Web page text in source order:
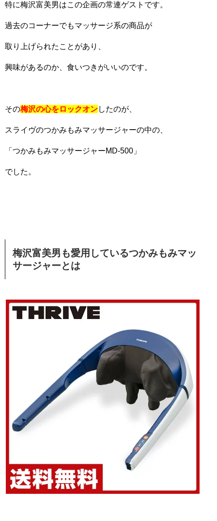
特に梅沢富美男はこの企画の常連ゲストです。
過去のコーナーでもマッサージ系の商品が
取り上げられたことがあり、
興味があるのか、食いつきがいいのです。
その梅沢の心をロックオンしたのが、
スライヴのつかみもみマッサージャーの中の、
「つかみもみマッサージャーMD-500」
でした。
梅沢富美男も愛用しているつかみもみマッ
サージャーとは